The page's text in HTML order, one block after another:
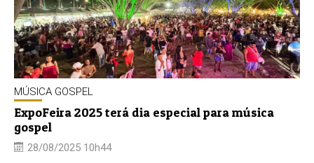
MÚSICA GOSPEL
ExpoFeira 2025 terá dia especial para música
gospel
28/08/2025 10h44